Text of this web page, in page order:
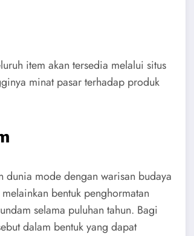
item akan tersedia melalui situs
minat pasar terhadap produk
dunia mode dengan warisan budaya
bentuk penghormatan
selama puluhan tahun. Bagi
dalam bentuk yang dapat